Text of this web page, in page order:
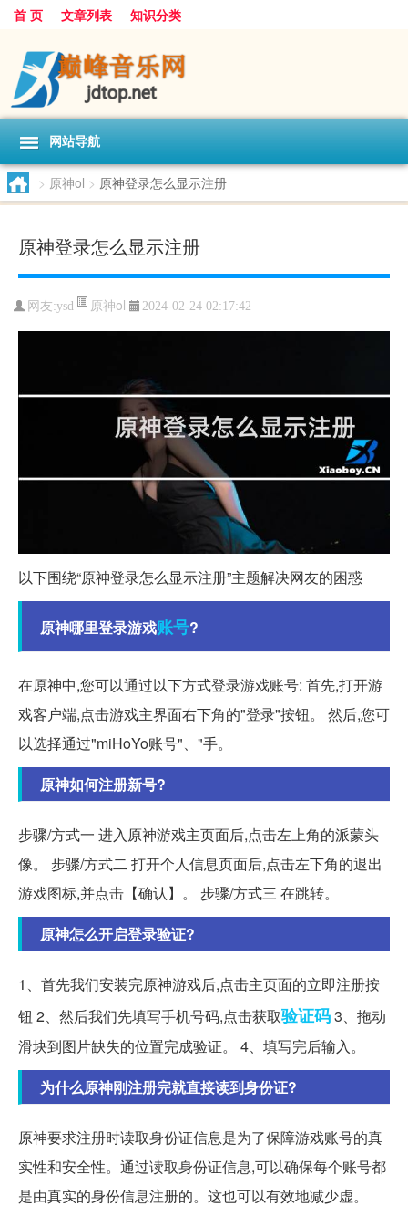
首 页 文章列表 知识分类
网站导航
> 原神ol > 原神登录怎么显示注册
原神登录怎么显示注册
网友:ysd 原神ol 2024-02-24 02:17:42
以下围绕“原神登录怎么显示注册”主题解决网友的困惑
原神哪里登录游戏账号?
在原神中,您可以通过以下方式登录游戏账号: 首先,打开游
戏客户端,点击游戏主界面右下角的"登录"按钮。 然后,您可
以选择通过"miHoYo账号"、"手。
原神如何注册新号?
步骤/方式一 进入原神游戏主页面后,点击左上角的派蒙头
像。 步骤/方式二 打开个人信息页面后,点击左下角的退出
游戏图标,并点击【确认】。 步骤/方式三 在跳转。
原神怎么开启登录验证?
1、首先我们安装完原神游戏后,点击主页面的立即注册按
钮 2、然后我们先填写手机号码,点击获取验证码3、拖动
滑块到图片缺失的位置完成验证。 4、填写完后输入。
为什么原神刚注册完就直接读到身份证?
原神要求注册时读取身份证信息是为了保障游戏账号的真
实性和安全性。通过读取身份证信息,可以确保每个账号都
是由真实的身份信息注册的。这也可以有效地减少虚。